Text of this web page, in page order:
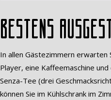
Bestens
In allen Gästezimmern erwarten
Player, eine Kaffeemaschine
Senza-Tee (drei
können Sie im Kühlschrank im